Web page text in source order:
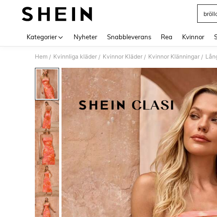
Kategorier Nyheter Snabbleverans Rea Kvinnor
Hem / Kvinnliga kläder / Kvinnor Kläder / Kvinnor Klänningar /